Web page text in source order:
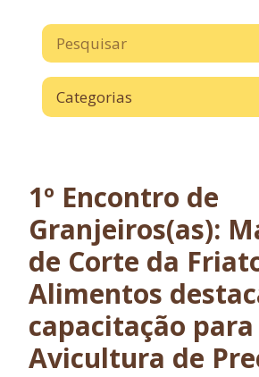
Categorias
1º Encontro de
Granjeiros(as):
de Corte da
Alimentos
capacitação para
Avicultura de